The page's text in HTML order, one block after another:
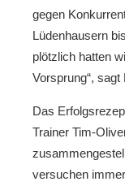
gegen
Lüdenhausern
plötzlich hatten
Vorsprung“,
Das
Trainer Tim-
versuchen